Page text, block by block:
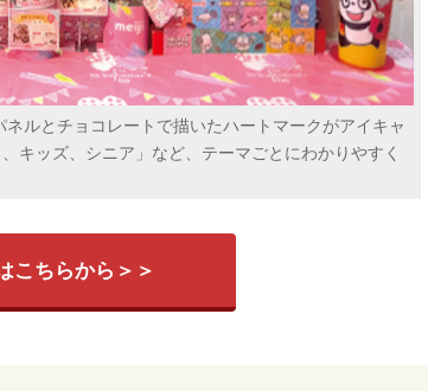
ルとチョコレートで描いたハートマークがアイキャ
キッズ、シニア」など、テーマごとにわかりやすく
こちらから＞＞